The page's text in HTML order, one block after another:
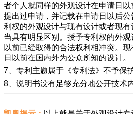
者个人就同样的外观设计在申请日
提出过申请，并记载在申请日以后
利权的外观设计与现有设计或者现
当具有明显区别。授予专利权的外观
以前已经取得的合法权利相冲突。
日以前在国内外为公众所知的设计。
7、专利主题属于《专利法》不予保
8、说明书没有足够充分地公开技术内